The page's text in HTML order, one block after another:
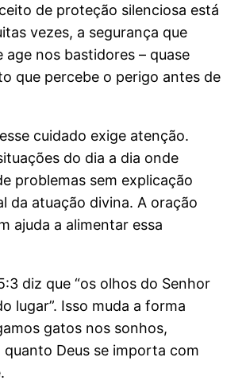
de proteção silenciosa está
vezes, a segurança que
age nos bastidores – quase
que percebe o perigo antes de
cuidado exige atenção.
do dia a dia onde
problemas sem explicação
da atuação divina. A oração
ajuda a alimentar essa
diz que “os olhos do Senhor
lugar”. Isso muda a forma
gatos nos sonhos,
Deus se importa com